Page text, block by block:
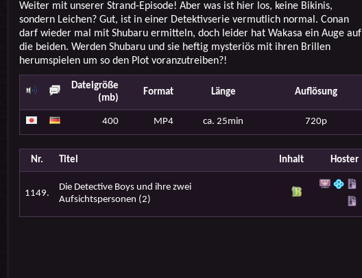
Weiter mit unserer Strand-Episode! Aber was ist hier los, keine Bikinis,
sondern Leichen? Gut, ist in einer Detektivserie vermutlich normal. Conan
darf wieder mal mit Shubaru ermitteln, doch leider hat Wakasa ein Auge auf
die beiden. Werden Shubaru und sie heftig mysteriös mit ihren Brillen
herumspielen um so den Plot voranzutreiben?!
Dateigröße
(mb)
Format Länge Auflösung
400 MP4 ca. 25min 720p
Nr. Titel Inhalt Hoster
1149.
Die Detective Boys und ihre zwei
Aufsichtspersonen (2)